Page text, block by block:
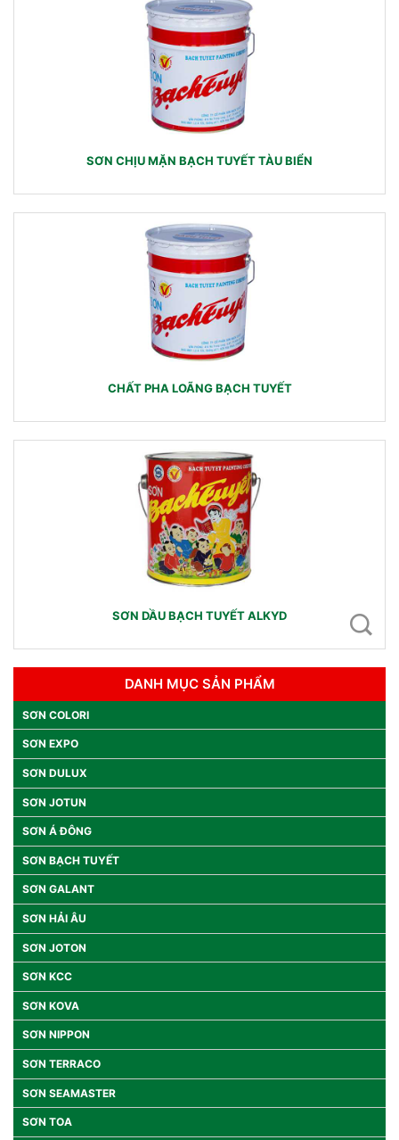
SƠN CHỊU MẶN BẠCH TUYẾT TÀU BIỂN
CHẤT PHA LOÃNG BẠCH TUYẾT
SƠN DẦU BẠCH TUYẾT ALKYD
DANH MỤC SẢN PHẨM
SƠN COLORI
SƠN EXPO
SƠN DULUX
SƠN JOTUN
SƠN Á ĐÔNG
SƠN BẠCH TUYẾT
SƠN GALANT
SƠN HẢI ÂU
SƠN JOTON
SƠN KCC
SƠN KOVA
SƠN NIPPON
SƠN TERRACO
SƠN SEAMASTER
SƠN TOA